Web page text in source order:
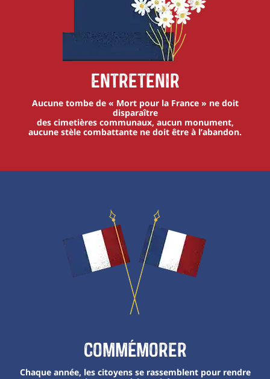
Entretenir
Aucune tombe de « Mort pour la France » ne doit
disparaître
des cimetières communaux, aucun monument,
aucune stèle combattante ne doit être à l’abandon.
Commémorer
Chaque année, les citoyens se rassemblent pour rendre